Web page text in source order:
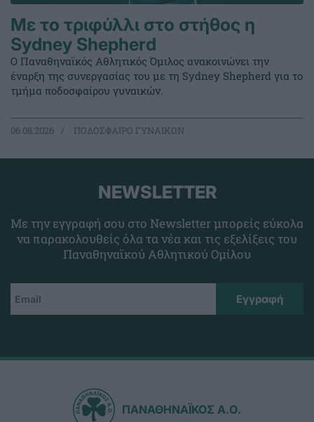
Με το τριφύλλι στο στήθος η
Sydney Shepherd
Ο Παναθηναϊκός Αθλητικός Όμιλος ανακοινώνει την
έναρξη της συνεργασίας του με τη Sydney Shepherd για το
τμήμα ποδοσφαίρου γυναικών.
06.08.2026 ΠΟΔΟΣΦΑΙΡΟ ΓΥΝΑΙΚΩΝ
NEWSLETTER
Με την εγγραφή σου στο Newsletter μπορείς εύκολα
να παρακολουθείς όλα τα νέα και τις εξελίξεις του
Παναθηναϊκού Αθλητικού Ομίλου
ΠΑΝΑΘΗΝΑΪΚΟΣ Α.Ο.